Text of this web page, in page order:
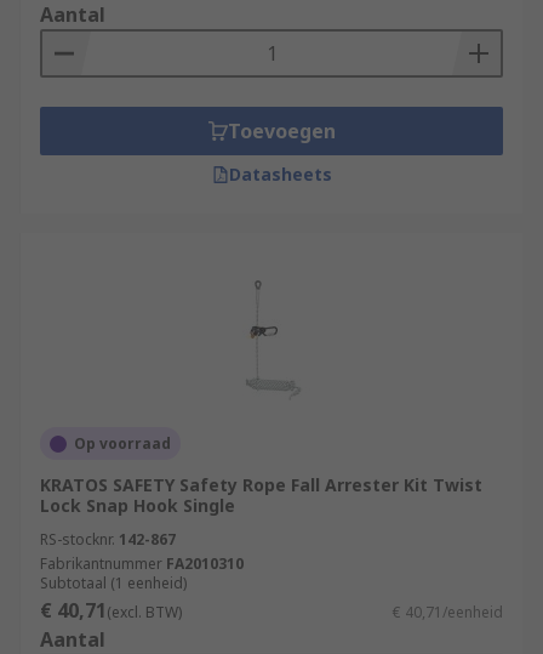
Aantal
Toevoegen
Datasheets
Op voorraad
KRATOS SAFETY Safety Rope Fall Arrester Kit Twist
Lock Snap Hook Single
RS-stocknr. 142-867
Fabrikantnummer FA2010310
Subtotaal (1 eenheid)
€ 40,71(excl. BTW) € 40,71/eenheid
Aantal